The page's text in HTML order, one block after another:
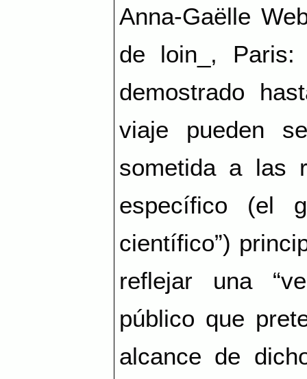
Anna-Gaëlle
de loin_, Paris:
demostrado
viaje pueden
sometida a las
específico (el
científico”)
reflejar una
público que
alcance de